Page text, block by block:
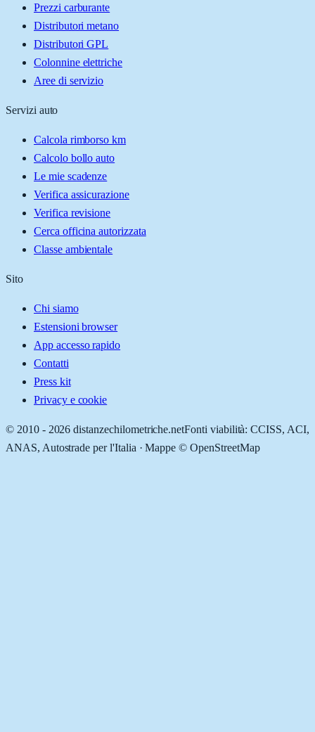
Prezzi carburante
Distributori metano
Distributori GPL
Colonnine elettriche
Aree di servizio
Servizi auto
Calcola rimborso km
Calcolo bollo auto
Le mie scadenze
Verifica assicurazione
Verifica revisione
Cerca officina autorizzata
Classe ambientale
Sito
Chi siamo
Estensioni browser
App accesso rapido
Contatti
Press kit
Privacy e cookie
© 2010 - 2026 distanzechilometriche.netFonti viabilità: CCISS, ACI,
ANAS, Autostrade per l'Italia · Mappe © OpenStreetMap